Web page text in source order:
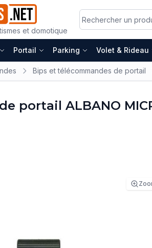
et domotique
Portail Parking Volet & Rideau
Bips et télécommandes de portail
portail ALBANO